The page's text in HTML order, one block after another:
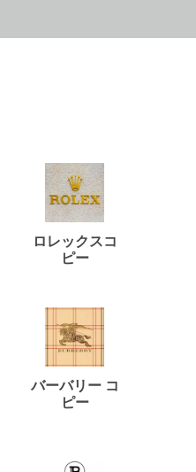
ロレックスコ
ピー
バーバリー コ
ピー